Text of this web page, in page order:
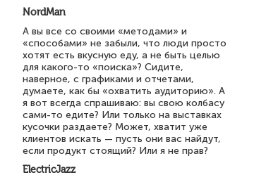
NordMan
А вы все со своими «методами» и
«способами» не забыли, что люди просто
хотят есть вкусную еду, а не быть целью
для какого-то «поиска»? Сидите,
наверное, с графиками и отчетами,
думаете, как бы «охватить аудиторию». А
я вот всегда спрашиваю: вы свою колбасу
сами-то едите? Или только на выставках
кусочки раздаете? Может, хватит уже
клиентов искать — пусть они вас найдут,
если продукт стоящий? Или я не прав?
ElectricJazz